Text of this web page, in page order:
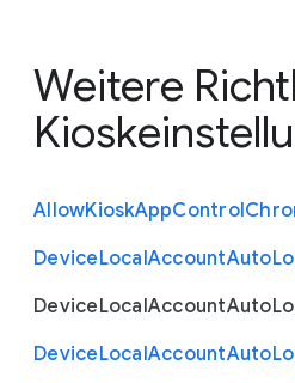
Weitere
AllowKioskAppControl
DeviceLocalAccountAuto
DeviceLocalAccountAuto
DeviceLocalAccountAuto